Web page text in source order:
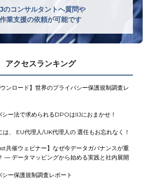
のコンサルタントへ質問や
作業支援の依頼が可能です
アクセスランキング
ウンロード】世界のプライバシー保護規制調査レ
ー法で求められるDPOはIIJにおまかせ！
、 EU代理人/UK代理人の 選任もお忘れなく！
共催ウェビナー】なぜ今データガバナンスが重
― データマッピングから始める実践と社内展開
ー保護規制調査レポート